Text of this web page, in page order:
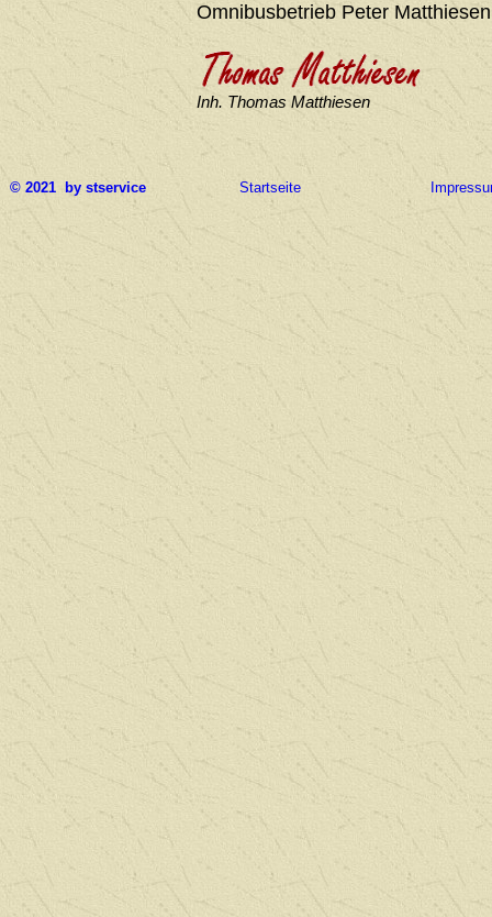
Omnibusbetrieb Peter Matthiesen
Inh. Thomas Matthiesen
© 2021 by stservice Startseite